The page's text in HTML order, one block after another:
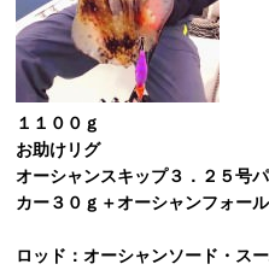
１１００ｇ
お助けリグ
オーシャンスキップ３．２５号
カー３０ｇ＋オーシャンフォー
ロッド：オーシャンソード・ス